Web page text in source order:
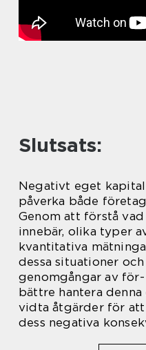
Slutsats:
Negativt eget
påverka både
Genom att förstå
innebär, olika typer
kvantitativa
dessa situationer
genomgångar av
bättre hantera
vidta åtgärder för
dess negativa